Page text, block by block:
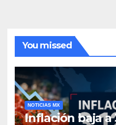
You missed
NOTICIAS MX
Inflación baja a